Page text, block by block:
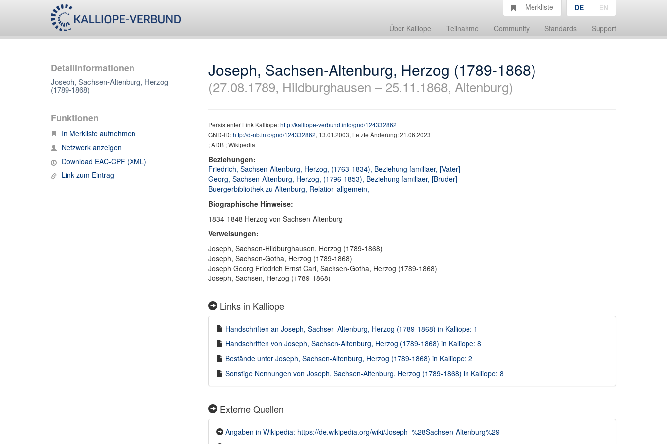
Über Kalliope Teilnahme Community Standards Support
Merkliste DE EN
Detailinformationen
Joseph, Sachsen-Altenburg, Herzog
(1789-1868)
Funktionen
In Merkliste aufnehmen
Netzwerk anzeigen
Download EAC-CPF (XML)
Link zum Eintrag
Joseph, Sachsen-Altenburg, Herzog (1789-1868)
(27.08.1789, Hildburghausen – 25.11.1868, Altenburg)
Persistenter Link Kalliope:http://kalliope-verbund.info/gnd/124332862
GND-ID:http://d-nb.info/gnd/124332862, 13.01.2003, Letzte Änderung: 21.06.2023
; ADB ; Wikipedia
Beziehungen:
Friedrich, Sachsen-Altenburg, Herzog, (1763-1834), Beziehung familiaer, [Vater]
Georg, Sachsen-Altenburg, Herzog, (1796-1853), Beziehung familiaer, [Bruder]
Buergerbibliothek zu Altenburg, Relation allgemein,
Biographische Hinweise:
1834-1848 Herzog von Sachsen-Altenburg
Verweisungen:
Joseph, Sachsen-Hildburghausen, Herzog (1789-1868)
Joseph, Sachsen-Gotha, Herzog (1789-1868)
Joseph Georg Friedrich Ernst Carl, Sachsen-Gotha, Herzog (1789-1868)
Joseph, Sachsen, Herzog (1789-1868)
Links in Kalliope
Handschriften an Joseph, Sachsen-Altenburg, Herzog (1789-1868) in Kalliope: 1
Handschriften von Joseph, Sachsen-Altenburg, Herzog (1789-1868) in Kalliope: 8
Bestände unter Joseph, Sachsen-Altenburg, Herzog (1789-1868) in Kalliope: 2
Sonstige Nennungen von Joseph, Sachsen-Altenburg, Herzog (1789-1868) in Kalliope: 8
Externe Quellen
Angaben in Wikipedia: https://de.wikipedia.org/wiki/Joseph_%28Sachsen-Altenburg%29